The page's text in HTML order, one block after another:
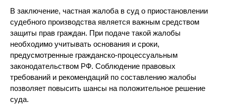
В заключение, частная жалоба в суд о приостановлении
судебного производства является важным средством
защиты прав граждан. При подаче такой жалобы
необходимо учитывать основания и сроки,
предусмотренные гражданско-процессуальным
законодательством РФ. Соблюдение правовых
требований и рекомендаций по составлению жалобы
позволяет повысить шансы на положительное решение
суда.